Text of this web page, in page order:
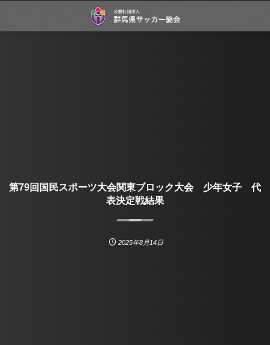
第79回国民スポーツ大会関東ブロック大会 少年女子 代
表決定戦結果
2025年8月14日